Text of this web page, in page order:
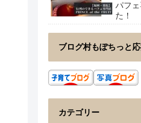
パフ
た！
ブログ村もぽちっと
カテゴリー